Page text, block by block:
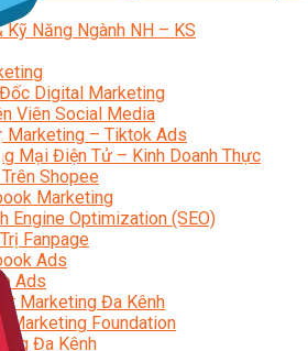
Kỹ Năng Ngành NH – KS
Đốc Digital Marketing
Viên Social Media
Marketing – Tiktok Ads
Mại Điện Tử – Kinh Doanh Thực
Trên Shopee
Marketing
Engine Optimization (SEO)
Fanpage
Ads
Ads
Marketing Đa Kênh
Marketing Foundation
Đa Kênh